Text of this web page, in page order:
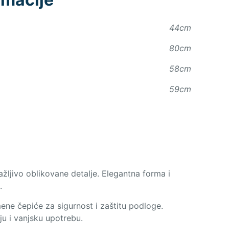
44cm
80cm
58cm
59cm
oblikovane detalje. Elegantna forma i
čepiće za sigurnost i zaštitu podloge.
i vanjsku upotrebu.